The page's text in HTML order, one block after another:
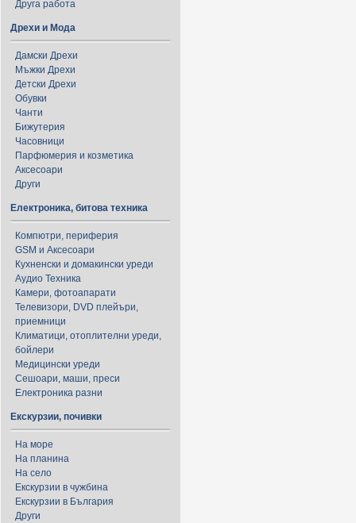
Друга работа
Дрехи и Мода
Дамски Дрехи
Мъжки Дрехи
Детски Дрехи
Обувки
Чанти
Бижутерия
Часовници
Парфюмерия и козметика
Аксесоари
Други
Електроника, битова техника
Компютри, периферия
GSM и Аксесоари
Кухненски и домакински уреди
Аудио Техника
Камери, фотоапарати
Телевизори, DVD плейъри,
приемници
Климатици, отоплителни уреди,
бойлери
Медицински уреди
Сешоари, маши, преси
Електроника разни
Екскурзии, почивки
На море
На планина
На село
Екскурзии в чужбина
Екскурзии в България
Други